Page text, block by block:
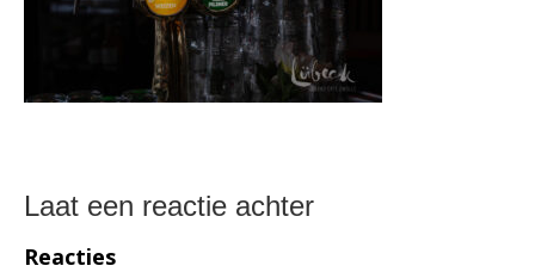
Laat een reactie achter
Reacties